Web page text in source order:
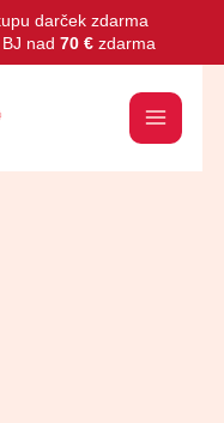
darček zdarma
nad 70 € zdarma